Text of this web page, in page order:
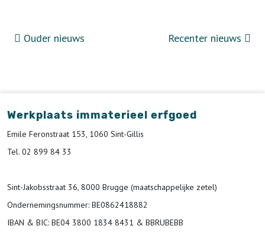
Ouder nieuws Recenter nieuws
Werkplaats immaterieel erfgoed
Emile Feronstraat 153, 1060 Sint-Gillis
Tel. 02 899 84 33
Sint-Jakobsstraat 36, 8000 Brugge (maatschappelijke zetel)
Ondernemingsnummer: BE0862418882
IBAN & BIC: BE04 3800 1834 8431 & BBRUBEBB